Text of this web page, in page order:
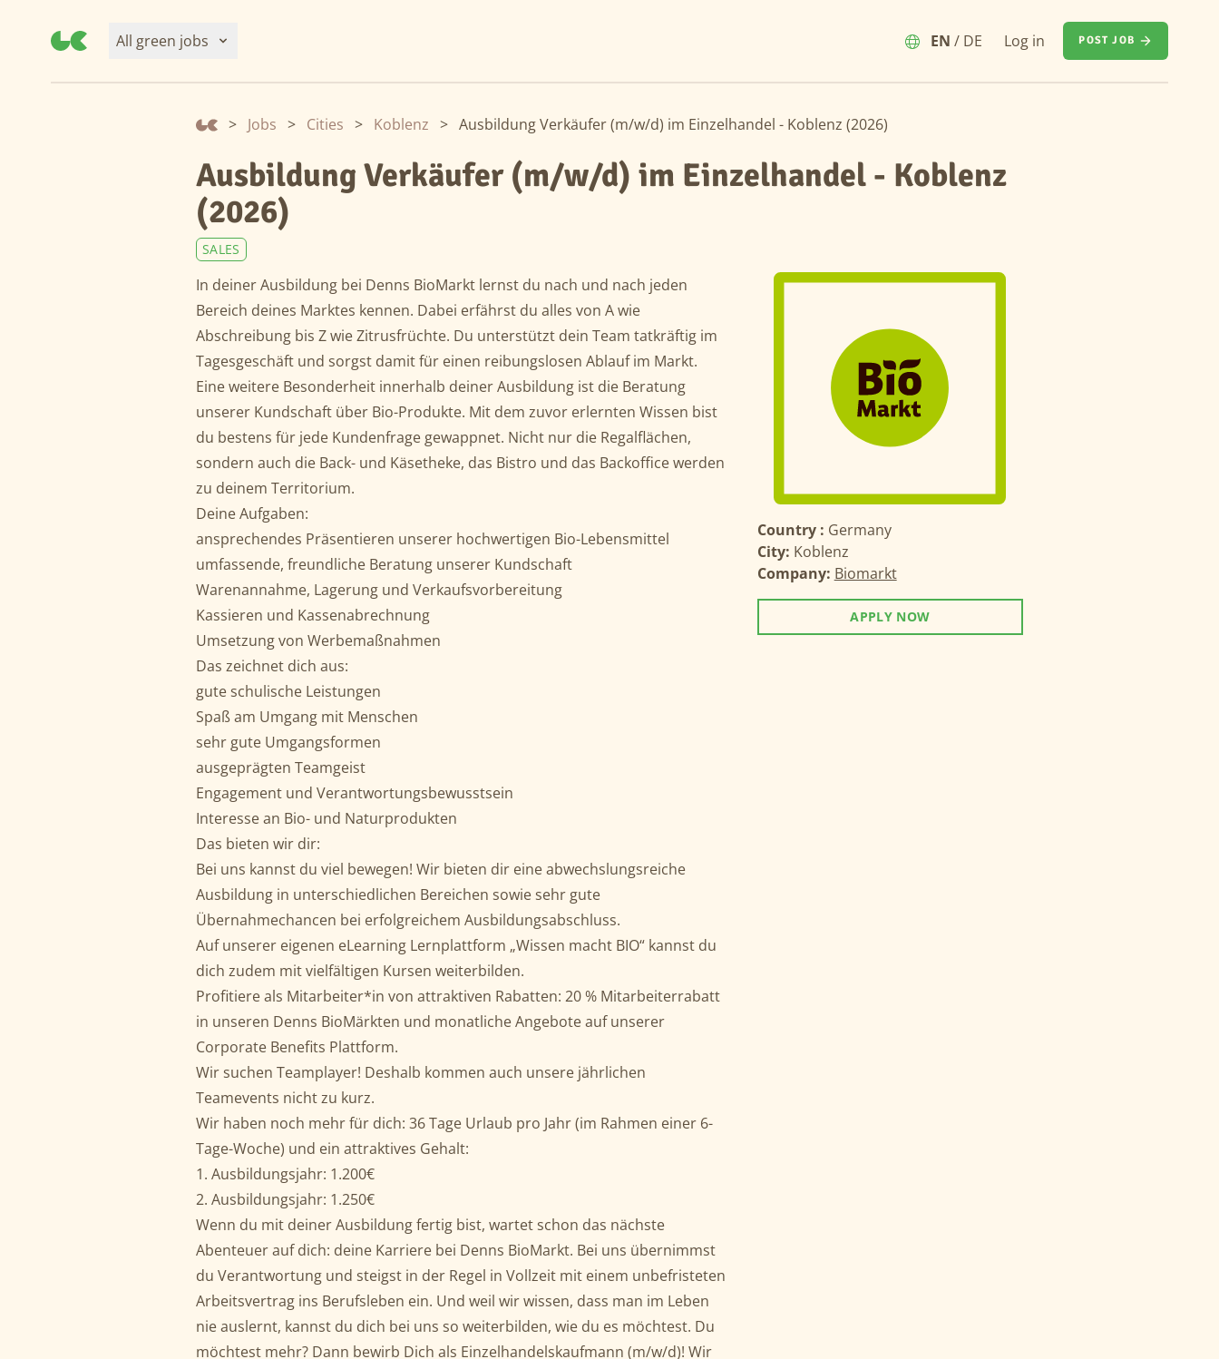
All green jobs EN / DE Log in POST JOB
> Jobs > Cities > Koblenz > Ausbildung Verkäufer (m/w/d) im Einzelhandel - Koblenz (2026)
Ausbildung Verkäufer (m/w/d) im Einzelhandel - Koblenz
(2026)
SALES
In deiner Ausbildung bei Denns BioMarkt lernst du nach und nach jeden
Bereich deines Marktes kennen. Dabei erfährst du alles von A wie
Abschreibung bis Z wie Zitrusfrüchte. Du unterstützt dein Team tatkräftig im
Tagesgeschäft und sorgst damit für einen reibungslosen Ablauf im Markt.
Eine weitere Besonderheit innerhalb deiner Ausbildung ist die Beratung
unserer Kundschaft über Bio-Produkte. Mit dem zuvor erlernten Wissen bist
du bestens für jede Kundenfrage gewappnet. Nicht nur die Regalflächen,
sondern auch die Back- und Käsetheke, das Bistro und das Backoffice werden
zu deinem Territorium.
Deine Aufgaben:
ansprechendes Präsentieren unserer hochwertigen Bio-Lebensmittel
umfassende, freundliche Beratung unserer Kundschaft
Warenannahme, Lagerung und Verkaufsvorbereitung
Kassieren und Kassenabrechnung
Umsetzung von Werbemaßnahmen
Das zeichnet dich aus:
gute schulische Leistungen
Spaß am Umgang mit Menschen
sehr gute Umgangsformen
ausgeprägten Teamgeist
Engagement und Verantwortungsbewusstsein
Interesse an Bio- und Naturprodukten
Das bieten wir dir:
Bei uns kannst du viel bewegen! Wir bieten dir eine abwechslungsreiche
Ausbildung in unterschiedlichen Bereichen sowie sehr gute
Übernahmechancen bei erfolgreichem Ausbildungsabschluss.
Auf unserer eigenen eLearning Lernplattform „Wissen macht BIO“ kannst du
dich zudem mit vielfältigen Kursen weiterbilden.
Profitiere als Mitarbeiter*in von attraktiven Rabatten: 20 % Mitarbeiterrabatt
in unseren Denns BioMärkten und monatliche Angebote auf unserer
Corporate Benefits Plattform.
Wir suchen Teamplayer! Deshalb kommen auch unsere jährlichen
Teamevents nicht zu kurz.
Wir haben noch mehr für dich: 36 Tage Urlaub pro Jahr (im Rahmen einer 6-
Tage-Woche) und ein attraktives Gehalt:
1. Ausbildungsjahr: 1.200€
2. Ausbildungsjahr: 1.250€
Wenn du mit deiner Ausbildung fertig bist, wartet schon das nächste
Abenteuer auf dich: deine Karriere bei Denns BioMarkt. Bei uns übernimmst
du Verantwortung und steigst in der Regel in Vollzeit mit einem unbefristeten
Arbeitsvertrag ins Berufsleben ein. Und weil wir wissen, dass man im Leben
nie auslernt, kannst du dich bei uns so weiterbilden, wie du es möchtest. Du
möchtest mehr? Dann bewirb Dich als Einzelhandelskaufmann (m/w/d)! Wir
Country : Germany
City: Koblenz
Company: Biomarkt
APPLY NOW